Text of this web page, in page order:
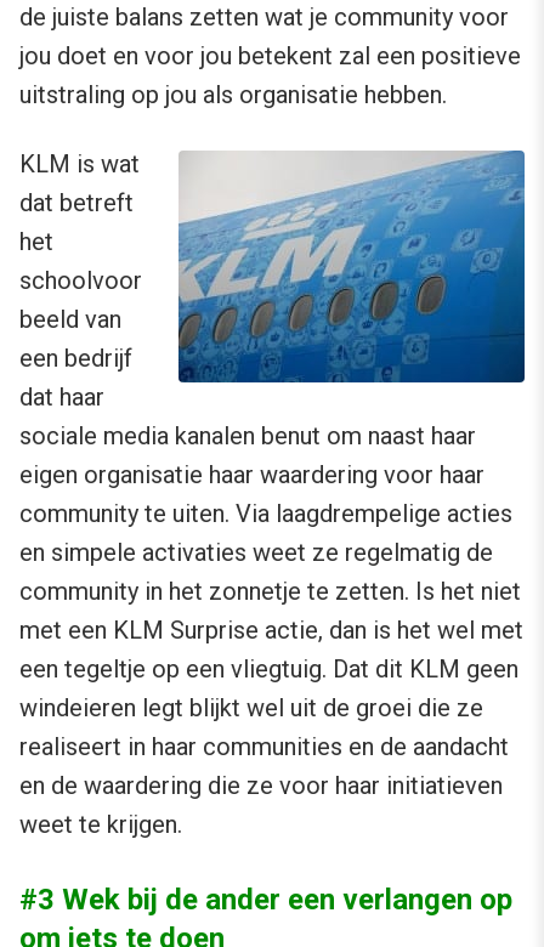
de juiste balans zetten wat je community voor
jou doet en voor jou betekent zal een positieve
uitstraling op jou als organisatie hebben.
KLM is wat
dat betreft
het
schoolvoor
beeld van
een bedrijf
dat haar
sociale media kanalen benut om naast haar
eigen organisatie haar waardering voor haar
community te uiten. Via laagdrempelige acties
en simpele activaties weet ze regelmatig de
community in het zonnetje te zetten. Is het niet
met een KLM Surprise actie, dan is het wel met
een tegeltje op een vliegtuig. Dat dit KLM geen
windeieren legt blijkt wel uit de groei die ze
realiseert in haar communities en de aandacht
en de waardering die ze voor haar initiatieven
weet te krijgen.
#3 Wek bij de ander een verlangen op
om iets te doen